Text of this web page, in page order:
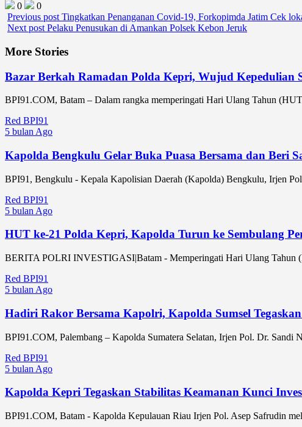
0
0
Previous post Tingkatkan Penanganan Covid-19, Forkopimda Jatim Cek
Next post Pelaku Penusukan di Amankan Polsek Kebon Jeruk
More Stories
Bazar Berkah Ramadan Polda Kepri, Wujud Kepedulian
BPI91.COM, Batam – Dalam rangka memperingati Hari Ulang Tahun
Red BPI91
5 bulan Ago
Kapolda Bengkulu Gelar Buka Puasa Bersama dan Beri
BPI91, Bengkulu - Kepala Kapolisian Daerah (Kapolda) Bengkulu, Irjen
Red BPI91
5 bulan Ago
HUT ke-21 Polda Kepri, Kapolda Turun ke Sembulang
BERITA POLRI INVESTIGASI|Batam - Memperingati Hari Ulang Tahun
Red BPI91
5 bulan Ago
Hadiri Rakor Bersama Kapolri, Kapolda Sumsel
BPI91.COM, Palembang – Kapolda Sumatera Selatan, Irjen Pol. Dr.
Red BPI91
5 bulan Ago
Kapolda Kepri Tegaskan Stabilitas Keamanan Kunci
BPI91.COM, Batam - Kapolda Kepulauan Riau Irjen Pol. Asep Safrudin